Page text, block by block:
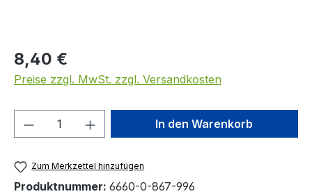
Regulärer Preis:
8,40 €
Preise zzgl. MwSt. zzgl. Versandkosten
Produkt Anzahl: Gib denIn den Warenkorb
Zum Merkzettel hinzufügen
Produktnummer: 6660-0-867-996